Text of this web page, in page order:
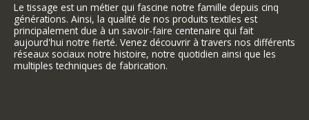
Le tissage est un métier qui fascine notre famille depuis cinq
générations. Ainsi, la qualité de nos produits textiles est
principalement due à un savoir-faire centenaire qui fait
aujourd'hui notre fierté. Venez découvrir à travers nos différents
réseaux sociaux notre histoire, notre quotidien ainsi que les
multiples techniques de fabrication.